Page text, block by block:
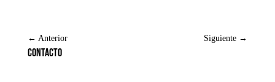
← Anterior Siguiente →
Contacto